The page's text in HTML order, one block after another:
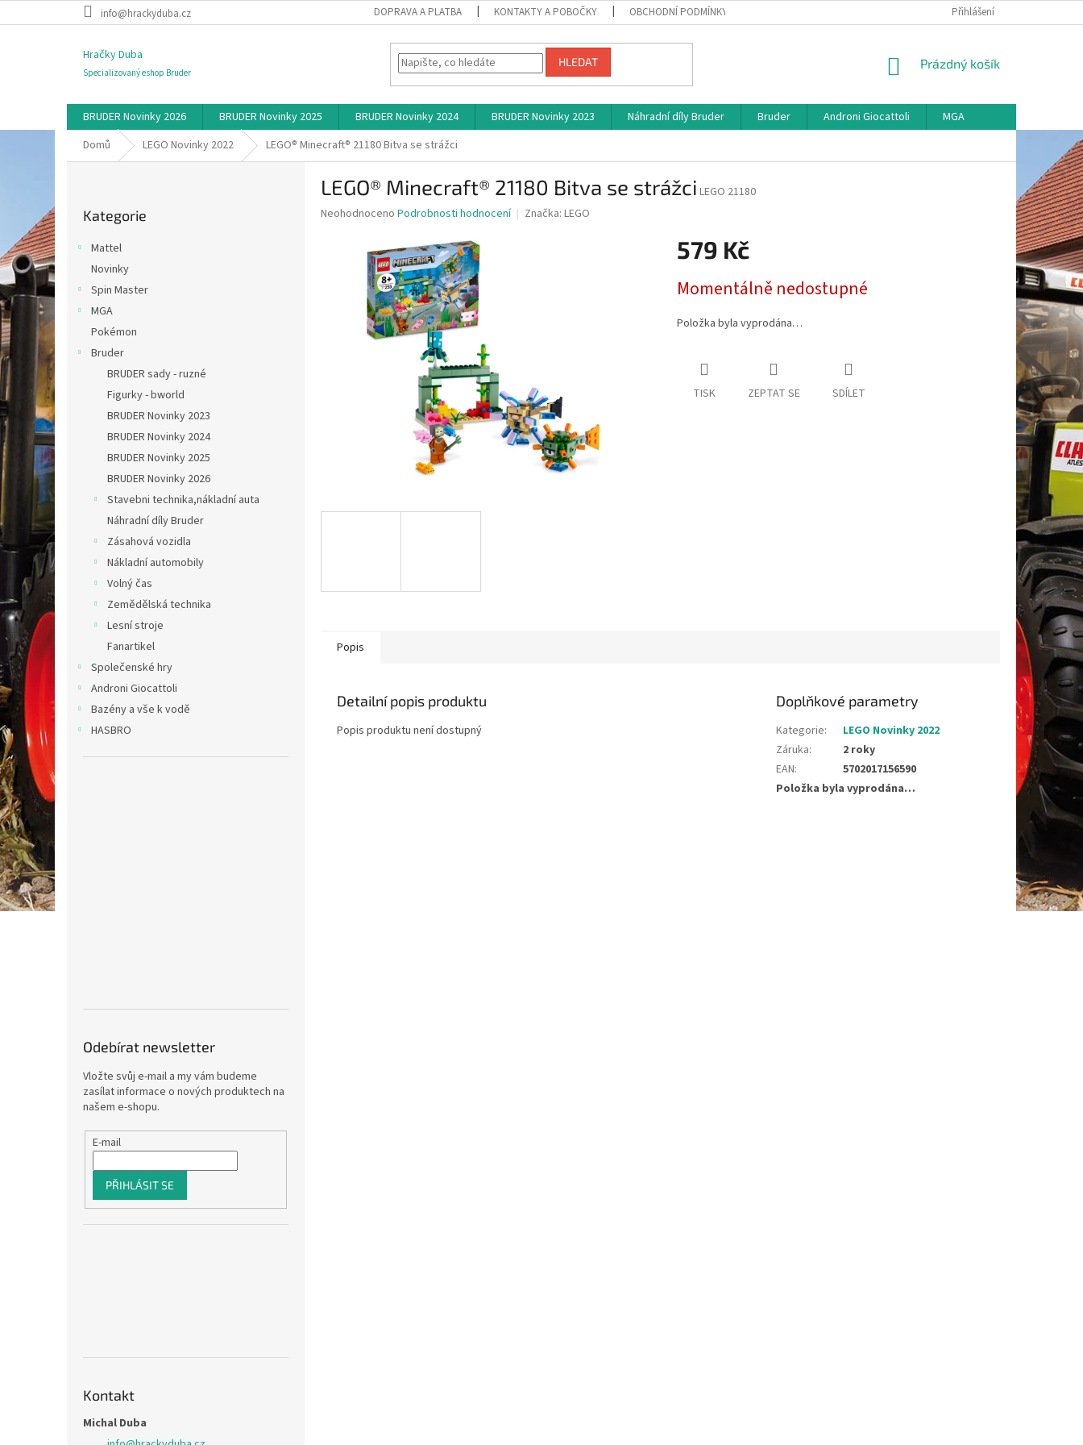
na
info@hrackyduba.cz DOPRAVA A PLATBA KONTAKTY A POBOČKY OBCHODNÍ PODMÍNKY MAPA SERVERU
Přihlášení
Hračky Duba
Specializovaný eshop Bruder
HLEDAT
NÁKUPNÍ
Prázdný košík
BRUDER Novinky 2026 BRUDER Novinky 2025 BRUDER Novinky 2024 BRUDER Novinky 2023 Náhradní díly Bruder Bruder Androni Giocattoli
MGA
Domů
LEGO Novinky 2022 LEGO® Minecraft® 21180 Bitva se strážci
kategorie
Kategorie
Mattel
Novinky
Spin Master
MGA
Pokémon
Bruder
BRUDER sady - ruzné
Figurky - bworld
BRUDER Novinky 2023
BRUDER Novinky 2024
BRUDER Novinky 2025
BRUDER Novinky 2026
Stavebni technika,nákladní auta
Náhradní díly Bruder
Zásahová vozidla
Nákladní automobily
Volný čas
Zemědělská technika
Lesní stroje
Fanartikel
Společenské hry
Androni Giocattoli
Bazény a vše k vodě
HASBRO
Odebírat newsletter
Vložte svůj e-mail a my vám budeme
zasílat informace o nových produktech na
našem e-shopu.
E-mail
PŘIHLÁSIT SE
Kontakt
Michal Duba
LEGO® Minecraft® 21180 Bitva se strážci LEGO 21180
Průměrné
hvězdiček.
Neohodnoceno Podrobnosti hodnocení Značka: LEGO
579 Kč
cena:
Momentálně nedostupné
Položka byla vyprodána…
TISK ZEPTAT SE SDÍLET
Popis
Detailní popis produktu
Popis produktu není dostupný
Doplňkové parametry
Kategorie:
LEGO Novinky 2022
Záruka:
2 roky
EAN:
5702017156590
Položka byla vyprodána…